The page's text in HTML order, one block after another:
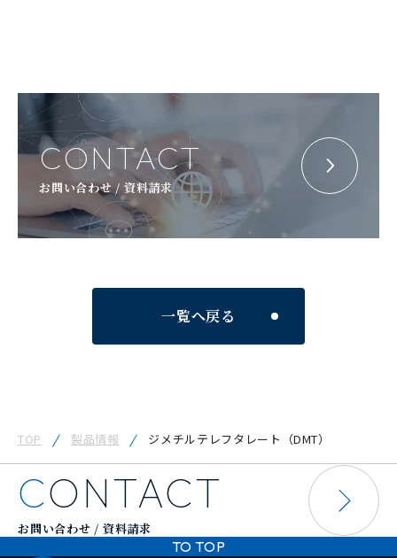
CONTACT
お問い合わせ / 資料請求
一覧へ戻る
TOP 製品情報 ジメチルテレフタレート（DMT）
CONTACT
お問い合わせ / 資料請求
TO TOP